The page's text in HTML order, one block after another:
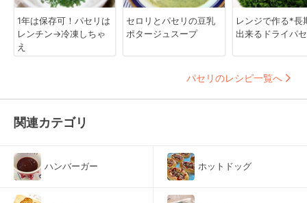
1年は保存可！パセリは
レンチン→冷凍しちゃ
え
セロリとパセリの豆乳
ポタージュスープ
レンジで作る*長
出来るドライパ
パセリのレシピ一覧へ
関連カテゴリ
ハンバーガー ホットドッグ